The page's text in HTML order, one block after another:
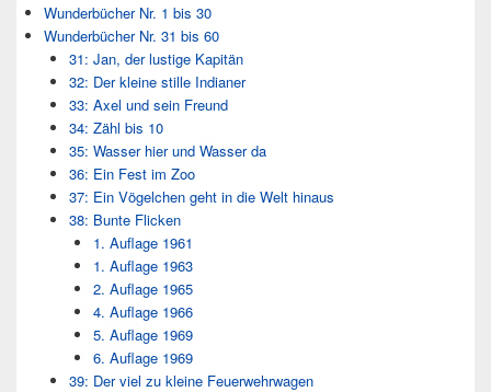
Wunderbücher Nr. 1 bis 30
Wunderbücher Nr. 31 bis 60
31: Jan, der lustige Kapitän
32: Der kleine stille Indianer
33: Axel und sein Freund
34: Zähl bis 10
35: Wasser hier und Wasser da
36: Ein Fest im Zoo
37: Ein Vögelchen geht in die Welt hinaus
38: Bunte Flicken
1. Auflage 1961
1. Auflage 1963
2. Auflage 1965
4. Auflage 1966
5. Auflage 1969
6. Auflage 1969
39: Der viel zu kleine Feuerwehrwagen